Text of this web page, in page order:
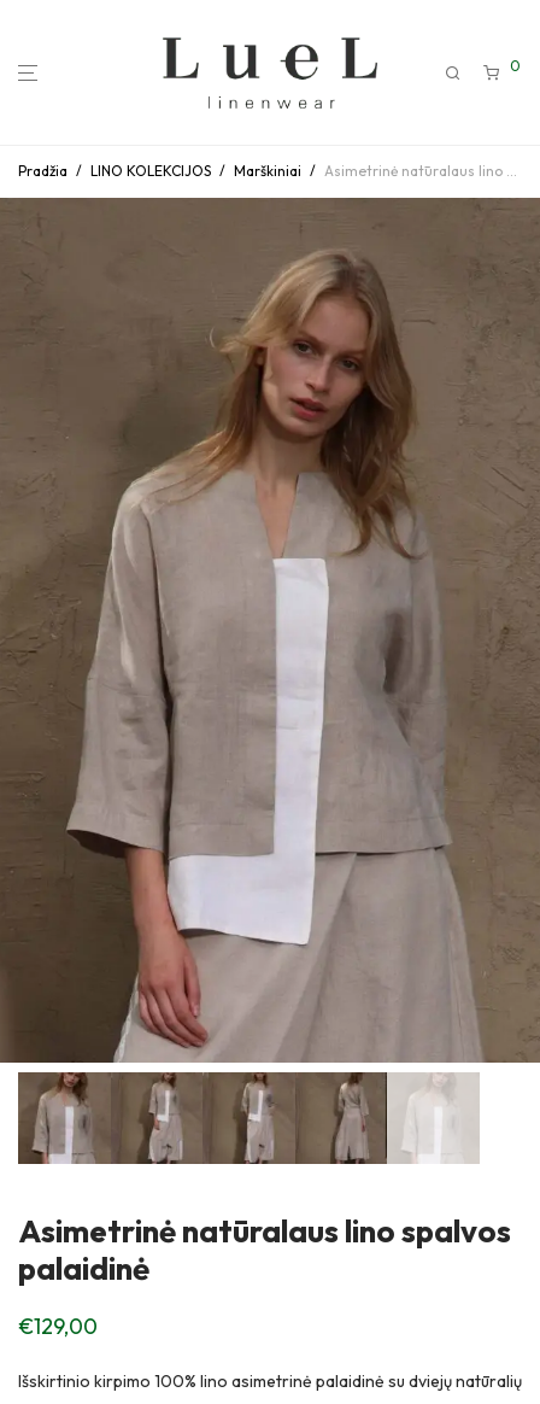
0
Pradžia / LINO KOLEKCIJOS / Marškiniai / Asimetrinė natūralaus lino spalvos palaidinė
Asimetrinė natūralaus lino spalvos
palaidinė
€129,00
Išskirtinio kirpimo 100% lino asimetrinė palaidinė su dviejų natūralių